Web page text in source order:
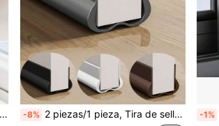
-8% 2 piezas/1 pieza, Tira de sellado flexible de PVC para la parte inferior de la puerta 2025, Tira de sellado a prueba de viento para la parte inferior de la puerta, Junta a prueba de sonido, Tira protectora contra el viento y la lluvia, Relleno de brecha autoadhesivo a prueba de insectos y aislante de sonido (Cinta adhesiva de doble cara adherida a la parte posterior del manual de instrucciones) -1%